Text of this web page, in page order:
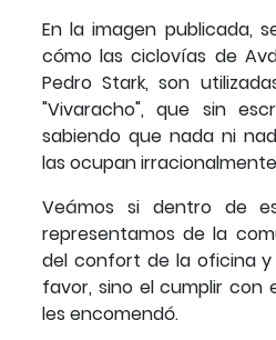
En la imagen publicada,
cómo las ciclovías de
Pedro Stark, son
"Vivaracho", que sin
sabiendo que nada ni
las ocupan
Veámos si dentro de
representamos de la
del confort de la oficina
favor, sino el cumplir con
les encomendó.